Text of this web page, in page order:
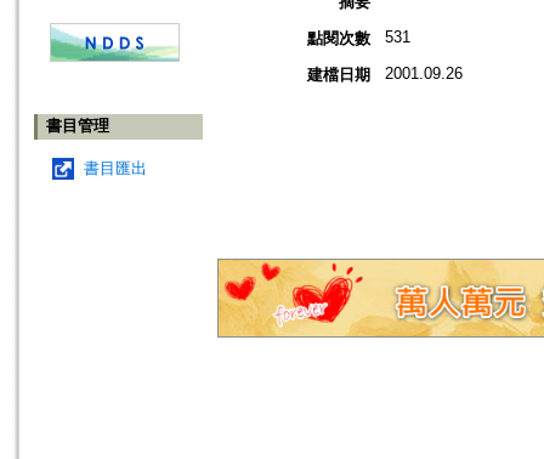
書目管理
書目匯出
點閱次數
531
建檔日期 2001.09.26